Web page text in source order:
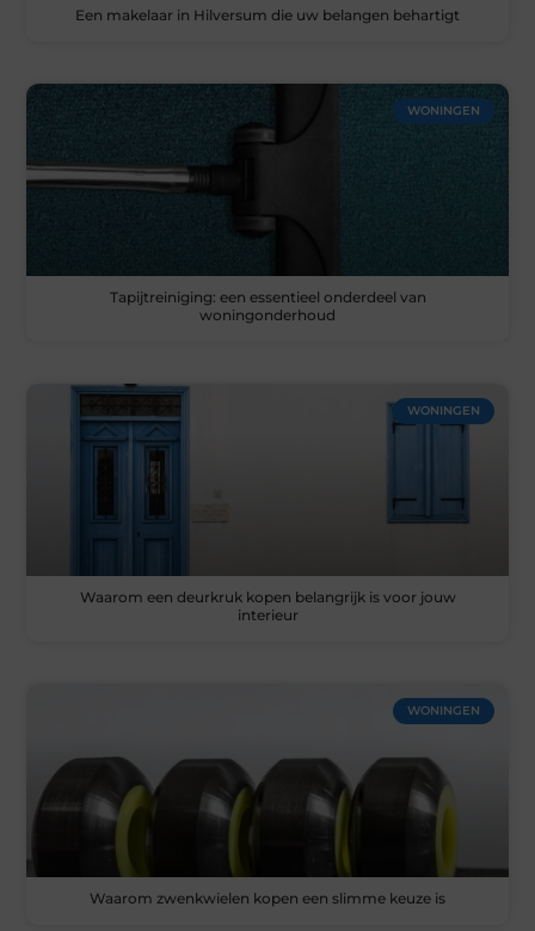
Een makelaar in Hilversum die uw belangen behartigt
WONINGEN
Tapijtreiniging: een essentieel onderdeel van
woningonderhoud
WONINGEN
Waarom een deurkruk kopen belangrijk is voor jouw
interieur
WONINGEN
Waarom zwenkwielen kopen een slimme keuze is